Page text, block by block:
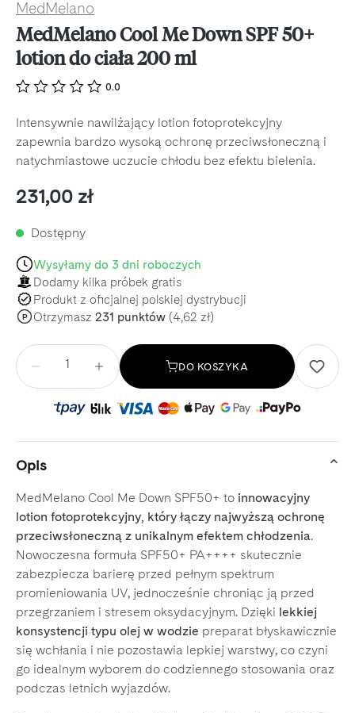
MedMelano
MedMelano Cool Me Down SPF 50+
lotion do ciała 200 ml
0.0
Intensywnie nawilżający lotion fotoprotekcyjny
zapewnia bardzo wysoką ochronę przeciwsłoneczną i
natychmiastowe uczucie chłodu bez efektu bielenia.
Cena regularna:
231,00 zł
Dostępny
Wysyłamy do 3 dni roboczych
Dodamy kilka próbek gratis
Produkt z oficjalnej polskiej dystrybucji
P Otrzymasz 231 punktów (4,62 zł)
Ilość
DO KOSZYKA
Opis
MedMelano Cool Me Down SPF50+ to innowacyjny
lotion fotoprotekcyjny, który łączy najwyższą ochronę
przeciwsłoneczną z unikalnym efektem chłodzenia.
Nowoczesna formuła SPF50+ PA++++ skutecznie
zabezpiecza barierę przed pełnym spektrum
promieniowania UV, jednocześnie chroniąc ją przed
przegrzaniem i stresem oksydacyjnym. Dzięki lekkiej
konsystencji typu olej w wodzie preparat błyskawicznie
się wchłania i nie pozostawia lepkiej warstwy, co czyni
go idealnym wyborem do codziennego stosowania oraz
podczas letnich wyjazdów.